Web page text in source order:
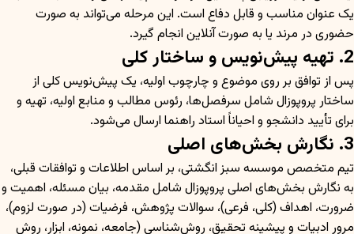
یک عنوان مناسب و قابل دفاع است. این مرحله می‌تواند به صورت
حضوری در مرند یا به صورت آنلاین انجام گیرد.
2. تهیه پیش‌نویس و ساختار کلی
پس از توافق بر روی موضوع و چارچوب اولیه، یک پیش‌نویس کلی از
ساختار پروپوزال شامل سرفصل‌ها، رئوس مطالب و منابع اولیه، تهیه و
برای تأیید دانشجو و احیاناً استاد راهنما ارسال می‌شود.
3. نگارش بخش‌های اصلی
تیم متخصص موسسه سبز انگشتی، بر اساس اطلاعات و توافقات قبلی،
به نگارش بخش‌های اصلی پروپوزال شامل مقدمه، بیان مسئله، اهمیت و
ضرورت، اهداف (کلی، فرعی)، سوالات پژوهش، فرضیات (در صورت لزوم)،
مرور ادبیات و پیشینه تحقیق، روش‌شناسی (جامعه، نمونه، ابزار، روش